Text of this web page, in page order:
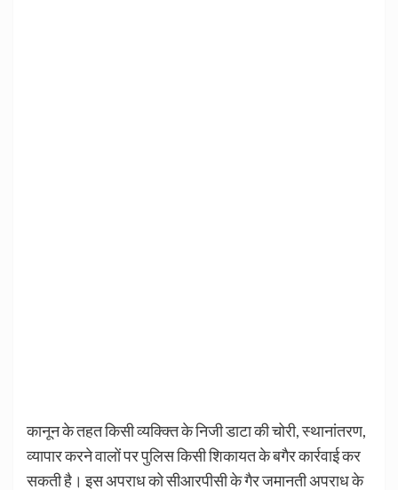
कानून के तहत किसी व्यक्क्ति के निजी डाटा की चोरी, स्थानांतरण,
व्यापार करने वालों पर पुलिस किसी शिकायत के बगैर कार्रवाई कर
सकती है। इस अपराध को सीआरपीसी के गैर जमानती अपराध के